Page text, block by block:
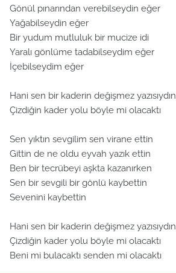
Gönül pınarından verebilseydin eğer
Yağabilseydin eğer
Bir yudum mutluluk bir mucize idi
Yaralı gönlüme tadabilseydim eğer
İçebilseydim eğer
Hani sen bir kaderin değişmez yazısıydın
Çizdiğin kader yolu böyle mi olacaktı
Sen yıktın sevgilim sen virane ettin
Gittin de ne oldu eyvah yazık ettin
Ben bir tecrübeyi aşkta kazanırken
Sen bir sevgili bir gönlü kaybettin
Sevenini kaybettin
Hani sen bir kaderin değişmez yazısıydın
Çizdiğin kader yolu böyle mi olacaktı
Beni mi bulacaktı senden mi olacaktı